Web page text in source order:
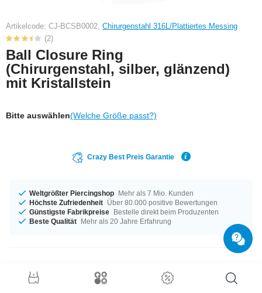
Artikelcode: CJ-BCSB0002, Chirurgenstahl 316L/Plattiertes Messing
(2)
Ball Closure Ring
(Chirurgenstahl, silber, glänzend)
mit Kristallstein
Bitte auswählen(Welche Größe passt?)
Crazy Best Preis Garantie
Weltgrößter Piercingshop Mehr als 7 Mio. Kunden
Höchste Zufriedenheit Über 80.000 positive Bewertungen
Günstigste Fabrikpreise Bestelle direkt beim Produzenten
Beste Qualität Mehr als 20 Jahre Erfahrung
Produktdetails